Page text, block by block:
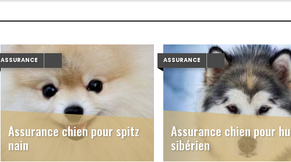
ASSURANCE
Assurance chien pour spitz
nain
ASSURANCE
Assurance chien pour
sibérien